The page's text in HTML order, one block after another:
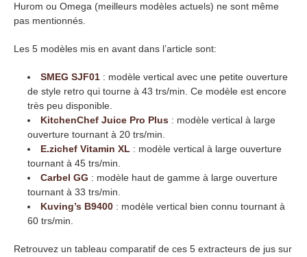
Hurom ou Omega (meilleurs modèles actuels) ne sont même
pas mentionnés.
Les 5 modèles mis en avant dans l’article sont:
SMEG SJF01 : modèle vertical avec une petite ouverture
de style retro qui tourne à 43 trs/min. Ce modèle est encore
très peu disponible.
KitchenChef Juice Pro Plus : modèle vertical à large
ouverture tournant à 20 trs/min.
E.zichef Vitamin XL : modèle vertical à large ouverture
tournant à 45 trs/min.
Carbel GG : modèle haut de gamme à large ouverture
tournant à 33 trs/min.
Kuving’s B9400 : modèle vertical bien connu tournant à
60 trs/min.
Retrouvez un tableau comparatif de ces 5 extracteurs de jus sur